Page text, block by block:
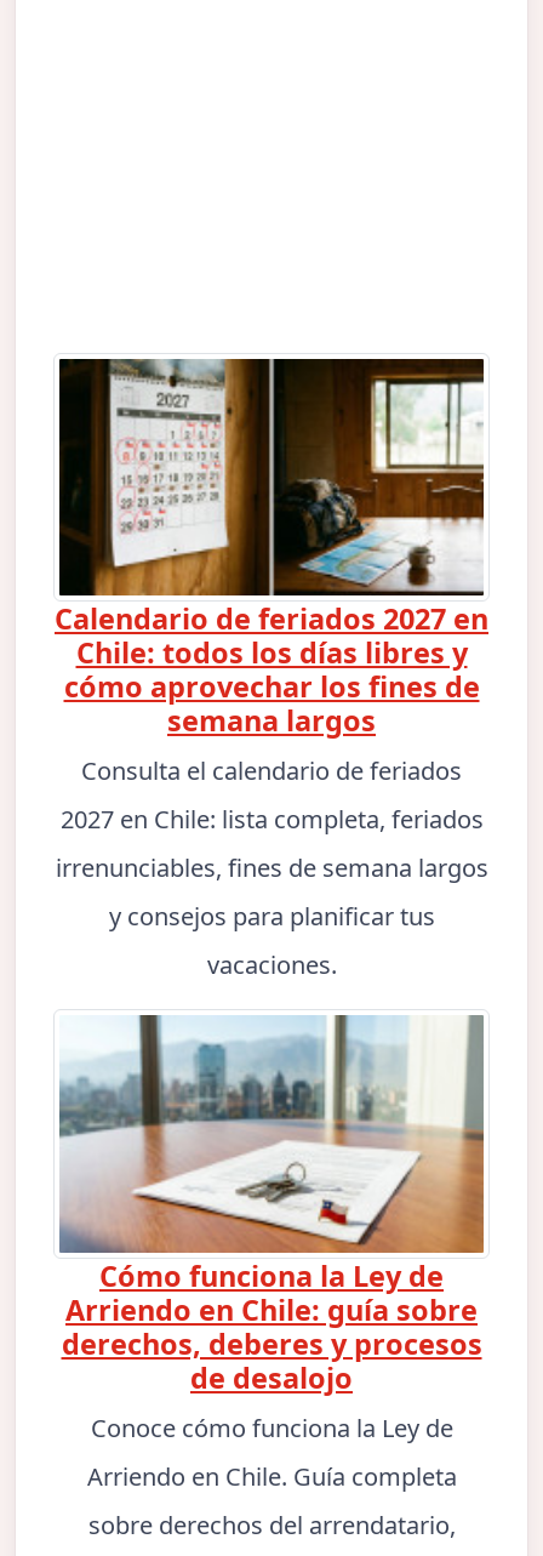
Calendario de feriados 2027 en
Chile: todos los días libres y
cómo aprovechar los fines de
semana largos
Consulta el calendario de feriados
2027 en Chile: lista completa, feriados
irrenunciables, fines de semana largos
y consejos para planificar tus
vacaciones.
Cómo funciona la Ley de
Arriendo en Chile: guía sobre
derechos, deberes y procesos
de desalojo
Conoce cómo funciona la Ley de
Arriendo en Chile. Guía completa
sobre derechos del arrendatario,